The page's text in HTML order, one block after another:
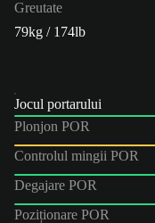
Greutate
79kg / 174lb
Jocul portarului
Plonjon POR
Controlul mingii POR
Degajare POR
Poziționare POR